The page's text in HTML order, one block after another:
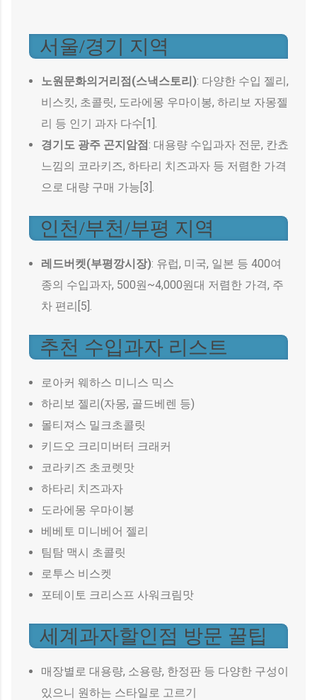
서울/경기 지역
노원문화의거리점(스낵스토리): 다양한 수입 젤리,
비스킷, 초콜릿, 도라에몽 우마이봉, 하리보 자몽젤
리 등 인기 과자 다수[1].
경기도 광주 곤지암점: 대용량 수입과자 전문, 칸쵸
느낌의 코라키즈, 하타리 치즈과자 등 저렴한 가격
으로 대량 구매 가능[3].
인천/부천/부평 지역
레드버켓(부평깡시장): 유럽, 미국, 일본 등 400여
종의 수입과자, 500원~4,000원대 저렴한 가격, 주
차 편리[5].
추천 수입과자 리스트
로아커 웨하스 미니스 믹스
하리보 젤리(자몽, 골드베렌 등)
몰티져스 밀크초콜릿
키드오 크리미버터 크래커
코라키즈 초코렛맛
하타리 치즈과자
도라에몽 우마이봉
베베토 미니베어 젤리
팀탐 맥시 초콜릿
로투스 비스켓
포테이토 크리스프 사워크림맛
세계과자할인점 방문 꿀팁
매장별로 대용량, 소용량, 한정판 등 다양한 구성이
있으니 원하는 스타일로 고르기